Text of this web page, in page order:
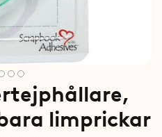
limprickar